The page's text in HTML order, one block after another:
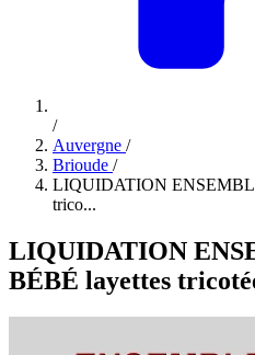
/
Auvergne /
Brioude /
LIQUIDATION
trico...
LIQUIDATION
BÉBÉ layettes